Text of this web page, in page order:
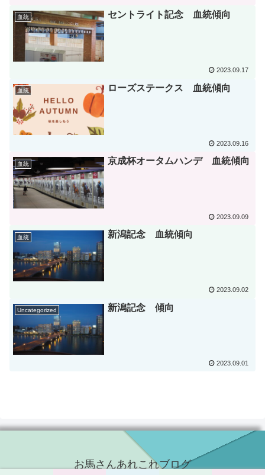
血統 セントライト記念 血統傾向
2023.09.17
血統 ローズステークス 血統傾向
2023.09.16
血統 京成杯オータムハンデ 血統傾向
2023.09.09
血統 新潟記念 血統傾向
2023.09.02
Uncategorized 新潟記念 傾向
2023.09.01
お馬さんあれこれブログ